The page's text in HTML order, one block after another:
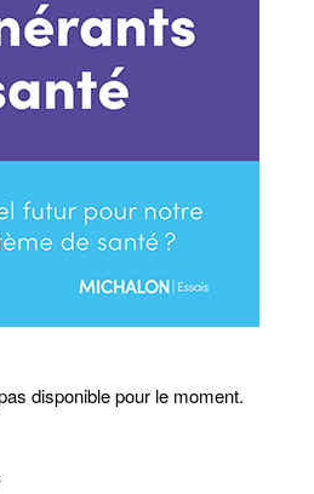
disponible pour le moment.